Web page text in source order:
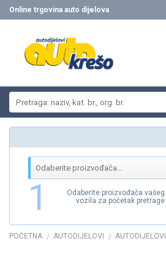
Skip
to
Online trgovina auto dijelova
1
Odaberite proizvođača vašeg
vozila za početak pretrage
POČETNA / AUTODIJELOVI / AUTODIJELOVI